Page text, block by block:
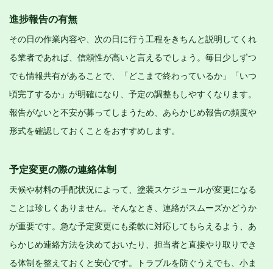
進捗報告の有無
その日の作業内容や、次の日に行う工程をきちんと説明してくれ
る業者であれば、信頼性が高いと言えるでしょう。毎日少しずつ
でも情報共有があることで、「どこまで終わっているか」「いつ
頃完了するか」が明確になり、予定の調整もしやすくなります。
報告がないと不安が募ってしまうため、あらかじめ報告の頻度や
形式を確認しておくことをおすすめします。
予定変更の際の連絡体制
天候や材料の手配状況によって、塗装スケジュールが変更になる
ことは珍しくありません。そんなとき、連絡がスムーズかどうか
が重要です。急な予定変更にも柔軟に対応してもらえるよう、あ
らかじめ連絡方法を決めておいたり、担当者と直接やり取りでき
る体制を整えておくと安心です。トラブルを防ぐうえでも、小ま